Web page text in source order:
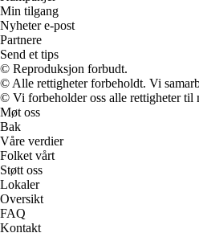
Min tilgang
Nyheter e-post
Partnere
Send et tips
© Reproduksjon forbudt.
© Alle rettigheter forbeholdt. Vi
© Vi forbeholder oss alle rettigheter til
Møt oss
Bak
Våre verdier
Folket vårt
Støtt oss
Lokaler
Oversikt
FAQ
Kontakt